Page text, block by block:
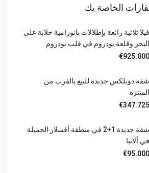
الخاصة بك
فيلا ثلاثية رائعة بإطلالات بانورامية خلابة على
البحر وقلعة بودروم في قلب بودروم
€925.000
شقة دوبلكس جديدة للبيع بالقرب من
المنتزه
€347.725
شقة جديدة 1+2 في منطقة أفسلار الجميلة
في ألانيا
€95.000